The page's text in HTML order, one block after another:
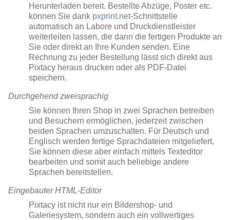
Herunterladen bereit. Bestellte Abzüge, Poster etc.
können Sie dank pxprint.net-Schnittstelle
automatisch an Labore und Druckdienstleister
weiterleiten lassen, die dann die fertigen Produkte an
Sie oder direkt an Ihre Kunden senden. Eine
Rechnung zu jeder Bestellung lässt sich direkt aus
Pixtacy heraus drucken oder als PDF-Datei
speichern.
Durchgehend zweisprachig
Sie können Ihren Shop in zwei Sprachen betreiben
und Besuchern ermöglichen, jederzeit zwischen
beiden Sprachen umzuschalten. Für Deutsch und
Englisch werden fertige Sprachdateien mitgeliefert,
Sie können diese aber einfach mittels Texteditor
bearbeiten und somit auch beliebige andere
Sprachen bereitstellen.
Eingebauter HTML-Editor
Pixtacy ist nicht nur ein Bildershop- und
Galeriesystem, sondern auch ein vollwertiges